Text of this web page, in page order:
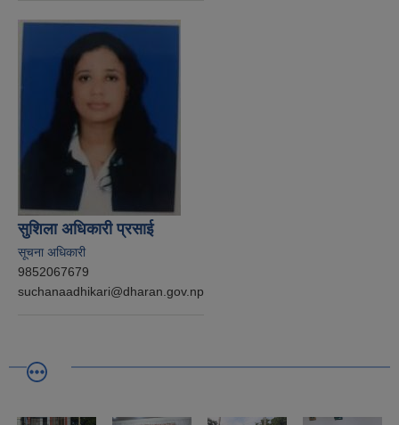
सुशिला अधिकारी प्रसाई
सूचना अधिकारी
9852067679
suchanaadhikari@dharan.gov.np